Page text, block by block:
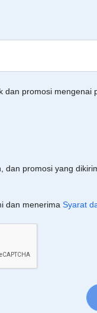
dan promosi mengenai
dan promosi yang
dan menerima Syarat